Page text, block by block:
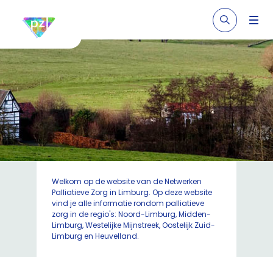
Welkom op de website van de Netwerken
Palliatieve Zorg in Limburg. Op deze website
vind je alle informatie rondom palliatieve
zorg in de regio's: Noord-Limburg, Midden-
Limburg, Westelijke Mijnstreek, Oostelijk Zuid-
Limburg en Heuvelland.